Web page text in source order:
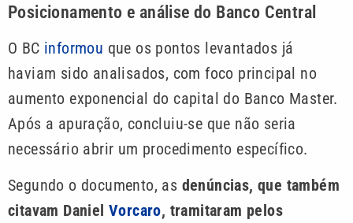
Posicionamento e análise do Banco Central
O BC informou que os pontos levantados já
haviam sido analisados, com foco principal no
aumento exponencial do capital do Banco Master.
Após a apuração, concluiu-se que não seria
necessário abrir um procedimento específico.
Segundo o documento, as denúncias, que também
citavam DanielVorcaro, tramitaram pelos